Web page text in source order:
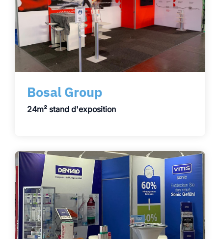
Bosal Group
24m² stand d'exposition